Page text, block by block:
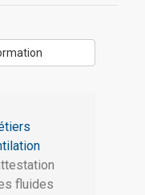
fluides